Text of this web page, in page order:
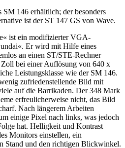
SM 146 erhältlich; der besonders
ist der ST 147 GS von Wave.
ist ein modifizierter VGA-
Er wird mit Hilfe eines
an einen ST/STE-Rechner
Zoll bei einer Auflösung von 640 x
Leistungsklasse wie der SM 146.
zufriedenstellende Bild mit
auf die Barrikaden. Der 348 Mark
erfreulicherweise nicht, das Bild
Nach längerem Arbeiten
einige Pixel nach links, was jedoch
hat. Helligkeit und Kontrast
Monitors einstellen, ein
Stand und den richtigen Blickwinkel.